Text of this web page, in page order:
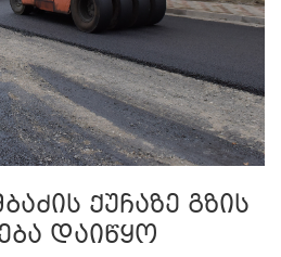
ქუჩაზე გზის
დაიწყო